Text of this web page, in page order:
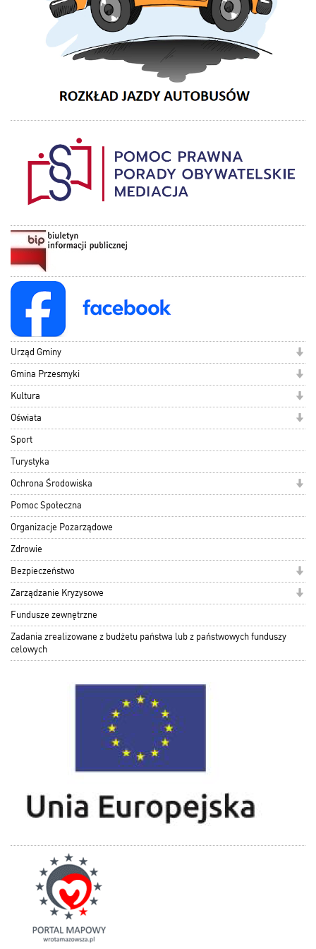
Urząd Gminy
Gmina Przesmyki
Kultura
Oświata
Sport
Turystyka
Ochrona Środowiska
Pomoc Społeczna
Organizacje Pozarządowe
Zdrowie
Bezpieczeństwo
Zarządzanie Kryzysowe
Fundusze zewnętrzne
Zadania zrealizowane z budżetu państwa lub z państwowych funduszy
celowych